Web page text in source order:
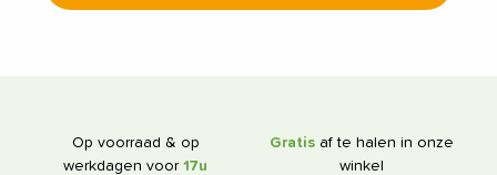
Op voorraad & op
werkdagen voor 17u
Gratis af te halen in onze
winkel